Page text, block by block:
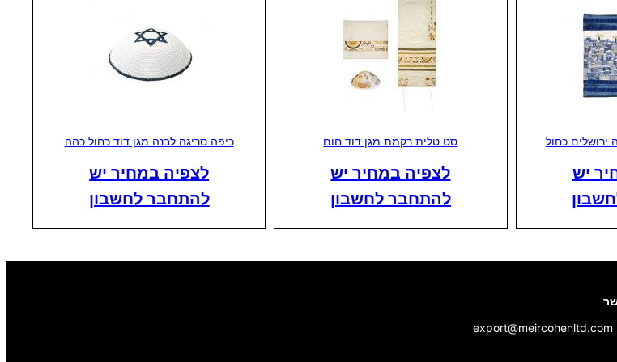
כחול
יש
סט טלית רקמת מגן דוד חום
לצפיה במחיר יש
להתחבר לחשבון
כיפה סריגה לבנה מגן דוד כחול כהה
לצפיה במחיר יש
להתחבר לחשבון
export@meircohenltd.com